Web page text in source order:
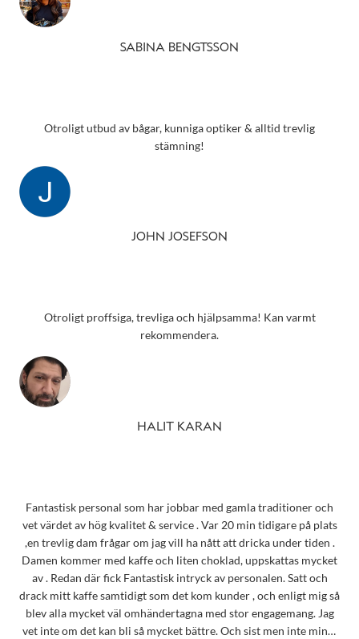
SABINA BENGTSSON
Otroligt utbud av bågar, kunniga optiker & alltid trevlig
stämning!
JOHN JOSEFSON
Otroligt proffsiga, trevliga och hjälpsamma! Kan varmt
rekommendera.
HALIT KARAN
Fantastisk personal som har jobbar med gamla traditioner och
vet värdet av hög kvalitet & service . Var 20 min tidigare på plats
,en trevlig dam frågar om jag vill ha nått att dricka under tiden .
Damen kommer med kaffe och liten choklad, uppskattas mycket
av . Redan där fick Fantastisk intryck av personalen. Satt och
drack mitt kaffe samtidigt som det kom kunder , och enligt mig så
blev alla mycket väl omhändertagna med stor engagemang. Jag
vet inte om det kan bli så mycket bättre. Och sist men inte minst